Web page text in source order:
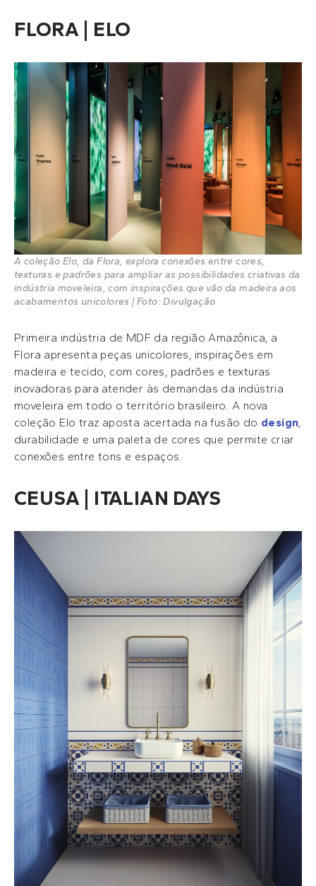
FLORA | ELO
A coleção Elo, da Flora, explora conexões entre cores,
texturas e padrões para ampliar as possibilidades criativas da
indústria moveleira, com inspirações que vão da madeira aos
acabamentos unicolores | Foto: Divulgação
Primeira indústria de MDF da região Amazônica, a
Flora apresenta peças unicolores, inspirações em
madeira e tecido, com cores, padrões e texturas
inovadoras para atender às demandas da indústria
moveleira em todo o território brasileiro. A nova
coleção Elo traz aposta acertada na fusão do design
durabilidade e uma paleta de cores que permite criar
conexões entre tons e espaços.
CEUSA | ITALIAN DAYS